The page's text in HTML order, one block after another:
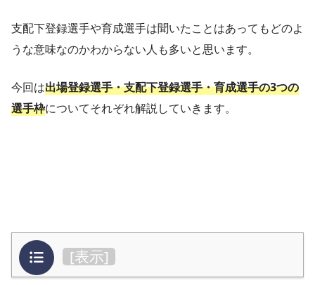
支配下登録選手や育成選手は聞いたことはあってもどのよ
うな意味なのかわからない人も多いと思います。
今回は出場登録選手・支配下登録選手・育成選手の3つの
選手枠についてそれぞれ解説していきます。
目次 [表示]